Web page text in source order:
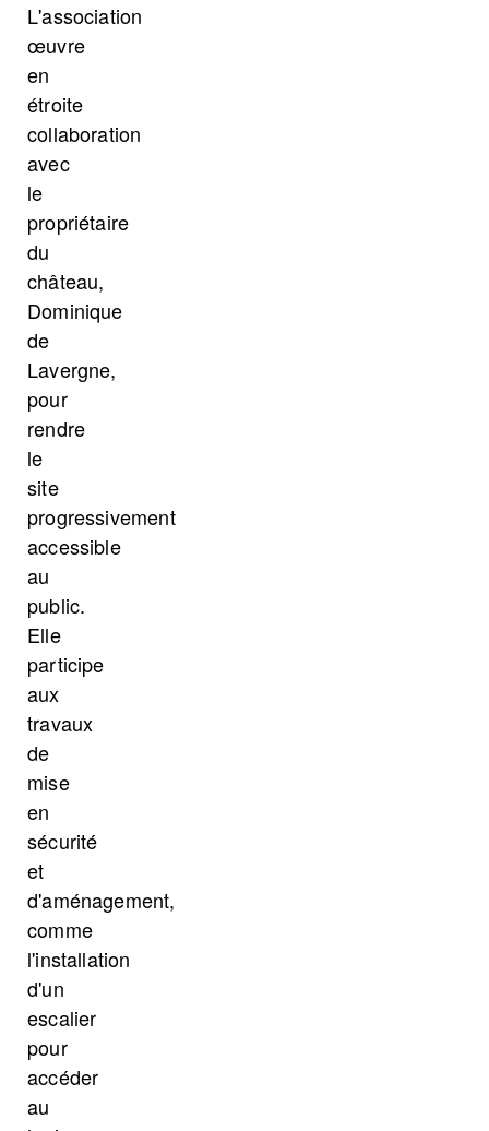
L'association
œuvre
en
étroite
collaboration
avec
le
propriétaire
du
château,
Dominique
de
Lavergne,
pour
rendre
le
site
progressivement
accessible
au
public.
Elle
participe
aux
travaux
de
mise
en
sécurité
et
d'aménagement,
comme
l'installation
d'un
escalier
pour
accéder
au